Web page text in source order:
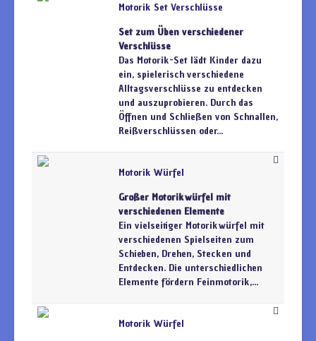
Motorik Set Verschlüsse
Set zum Üben verschiedener
Verschlüsse
Das Motorik-Set lädt Kinder dazu
ein, spielerisch verschiedene
Alltagsverschlüsse zu entdecken
und auszuprobieren. Durch das
Öffnen und Schließen von Schnallen,
Reißverschlüssen oder...
Motorik Würfel
Großer Motorikwürfel mit
verschiedenen Elemente
Ein vielseitiger Motorikwürfel mit
verschiedenen Spielseiten zum
Schieben, Drehen, Stecken und
Entdecken. Die unterschiedlichen
Elemente fördern Feinmotorik,...
Motorik Würfel